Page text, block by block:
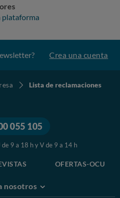
plataforma
Crea una cuenta
Lista de reclamaciones
055 105
de 9 a 18 h y V de 9 a 14 h
OFERTAS-OCU
nosotros